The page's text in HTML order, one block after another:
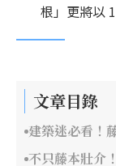
根」更將以
文章目錄
建築迷必看！
不只藤本壯介